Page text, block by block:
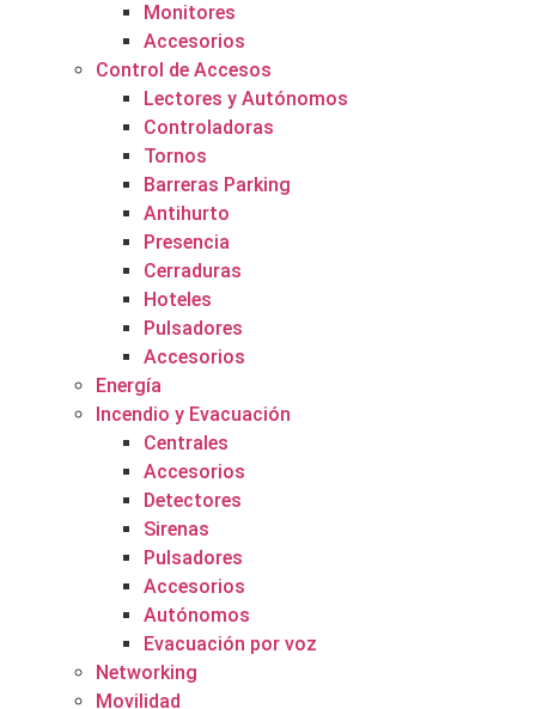
Monitores
Accesorios
Control de Accesos
Lectores y Autónomos
Controladoras
Tornos
Barreras Parking
Antihurto
Presencia
Cerraduras
Hoteles
Pulsadores
Accesorios
Energía
Incendio y Evacuación
Centrales
Accesorios
Detectores
Sirenas
Pulsadores
Accesorios
Autónomos
Evacuación por voz
Networking
Movilidad